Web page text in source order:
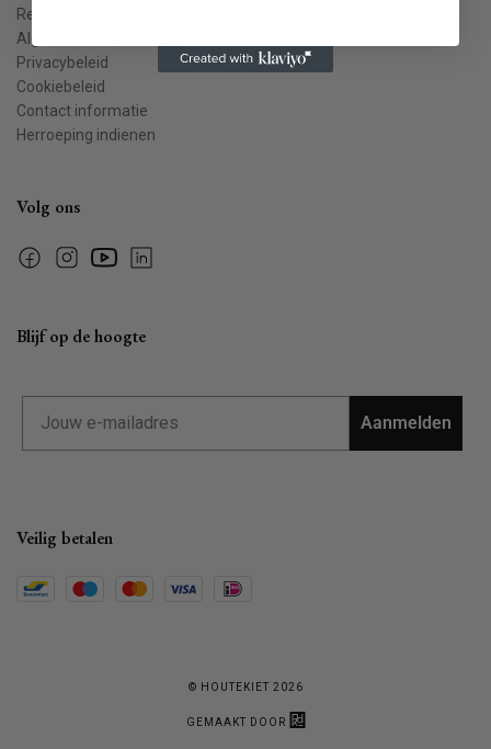
Retourneren
Algemene voorwaarden
Privacybeleid
Cookiebeleid
Contact informatie
Herroeping indienen
Volg ons
FacebookInstagramYouTubeLinkedin
Blijf op de hoogte
Aanmelden
Veilig betalen
© HOUTEKIET 2026
GEMAAKT DOOR